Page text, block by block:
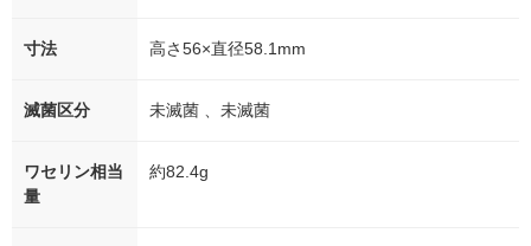
寸法 高さ56×直径58.1mm
滅菌区分 未滅菌 、未滅菌
ワセリン相当
量
約82.4g